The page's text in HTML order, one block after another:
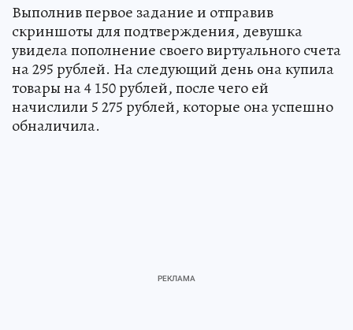
Выполнив первое задание и отправив
скриншоты для подтверждения, девушка
увидела пополнение своего виртуального счета
на 295 рублей. На следующий день она купила
товары на 4 150 рублей, после чего ей
начислили 5 275 рублей, которые она успешно
обналичила.